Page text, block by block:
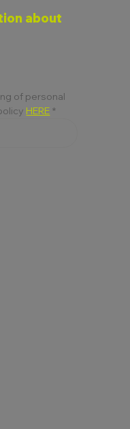
about
of personal
HERE *